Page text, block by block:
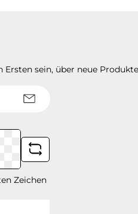
sein, über neue
Zeichen